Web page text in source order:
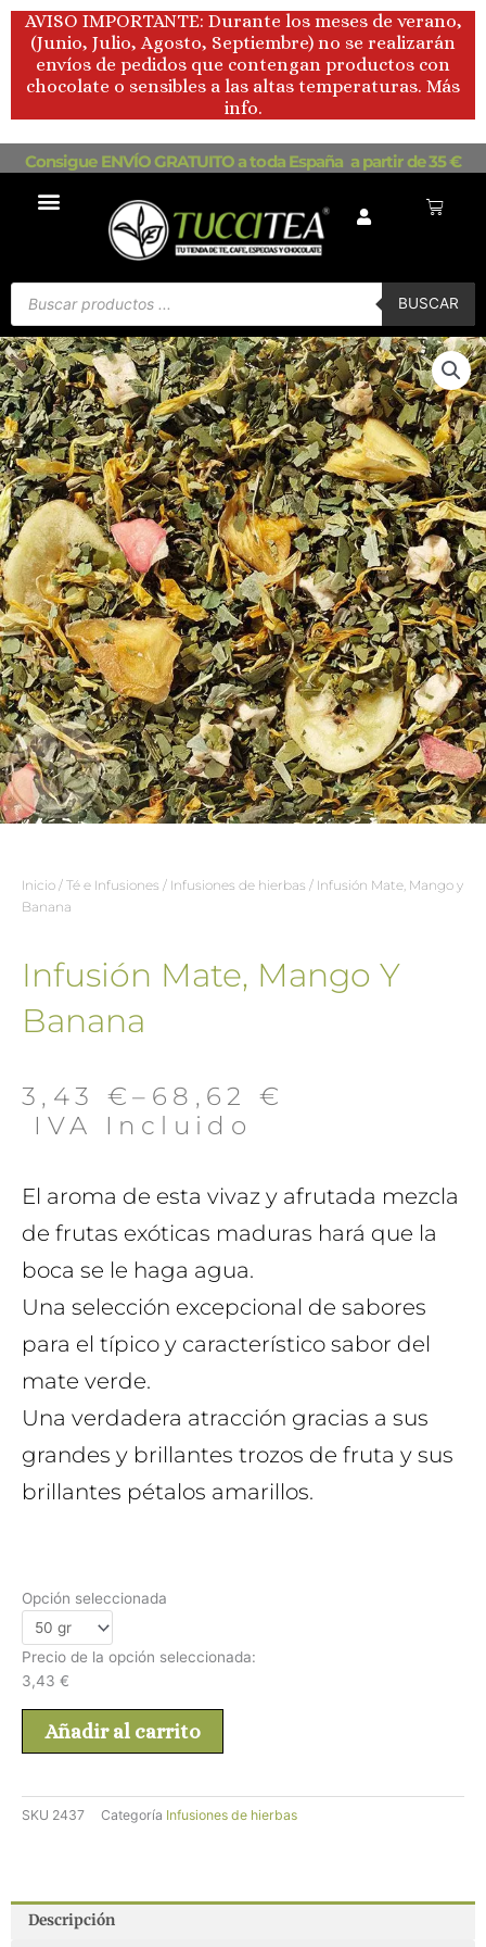
contenido
AVISO IMPORTANTE: Durante los meses de verano,
(Junio, Julio, Agosto, Septiembre) no se realizarán
envíos de pedidos que contengan productos con
chocolate o sensibles a las altas temperaturas. Más
info.
Consigue ENVÍO GRATUITO a toda España a partir de 35 €
Carrito
Búsqueda
productos
BUSCAR
Inicio / Té e Infusiones / Infusiones de hierbas / Infusión Mate, Mango y
Banana
Infusión Mate, Mango Y
Banana
3,43 €– 68,62€
IVA Incluido
El aroma de esta vivaz y afrutada mezcla
de frutas exóticas maduras hará que la
boca se le haga agua.
Una selección excepcional de sabores
para el típico y característico sabor del
mate verde.
Una verdadera atracción gracias a sus
grandes y brillantes trozos de fruta y sus
brillantes pétalos amarillos.
Opción seleccionada
Precio de la opción seleccionada:
3,43 €
Añadir al carrito
SKU 2437 Categoría Infusiones de hierbas
Descripción